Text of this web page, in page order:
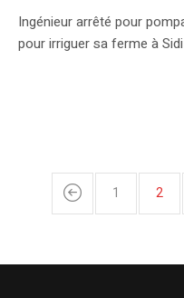
Ingénieur arrêté pour
pour irriguer sa ferme à
1 2